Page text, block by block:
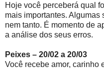
Hoje você perceberá qual
mais importantes. Algumas
nem tanto. É momento de
a análise dos seus erros.
Peixes – 20/02 a 20/03
Você recebe amor, carinho